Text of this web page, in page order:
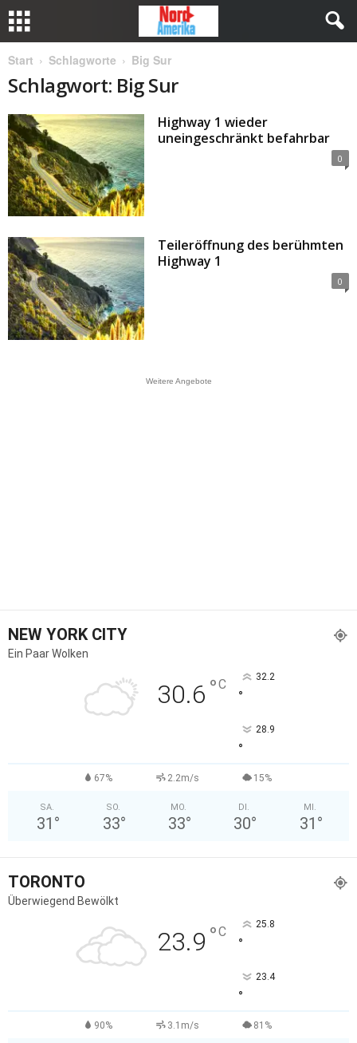
Start Schlagworte Big Sur
Schlagwort: Big Sur
Highway 1 wieder
uneingeschränkt befahrbar
0
Teileröffnung des berühmten
Highway 1
0
Weitere Angebote
NEW YORK CITY
Ein Paar Wolken
30.6 °C 32.2
°
28.9
°
67% 2.2m/s 15%
SA.
31 °
SO.
33°
MO.
33°
DI.
30°
MI.
31 °
TORONTO
Überwiegend Bewölkt
23.9 °C 25.8
°
23.4
°
90% 3.1m/s 81%